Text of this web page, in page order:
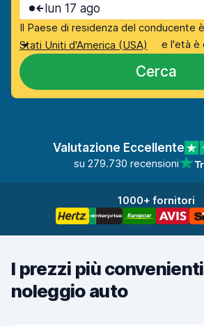
lun 17 ago
Il Paese di residenza del conducente è
Stati Uniti d'America (USA)
e l'età è
Cerca
Valutazione Eccellente
su 279.730 recensioni
1000+ fornitori
I prezzi più
noleggio auto